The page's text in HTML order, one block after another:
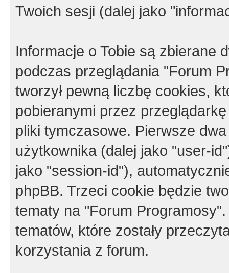
Twoich sesji (dalej jako
Informacje o Tobie są zbierane
podczas przeglądania "Forum
tworzył pewną liczbę cookies,
pobieranymi przez
pliki tymczasowe. Pierwsze
użytkownika (dalej jako "user-
jako "session-id"),
phpBB. Trzeci cookie będzie
tematy na "Forum
tematów, które zostały
korzystania z forum.